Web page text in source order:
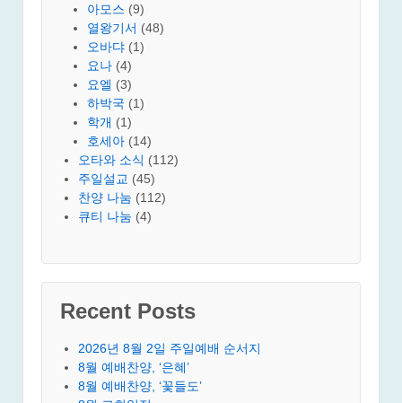
아모스 (9)
열왕기서 (48)
오바댜 (1)
요나 (4)
요엘 (3)
하박국 (1)
학개 (1)
호세아 (14)
오타와 소식 (112)
주일설교 (45)
찬양 나눔 (112)
큐티 나눔 (4)
Recent Posts
2026년 8월 2일 주일예배 순서지
8월 예배찬양, ‘은혜’
8월 예배찬양, ‘꽃들도’